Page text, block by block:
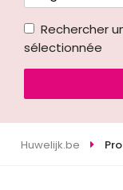
Rechercher
sélectionnée
Huwelijk.be